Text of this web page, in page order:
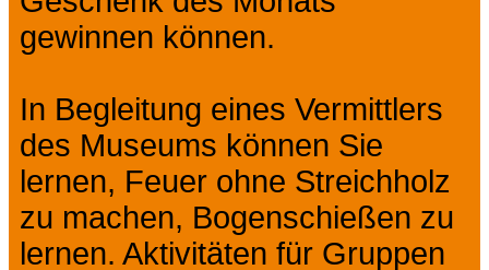
gewinnen können.
In Begleitung eines Vermittlers
des Museums können Sie
lernen, Feuer ohne Streichholz
zu machen, Bogenschießen zu
lernen. Aktivitäten für Gruppen